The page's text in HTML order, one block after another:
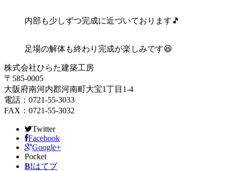
内部も少しずつ完成に近づいております🎵
足場の解体も終わり完成が楽しみです😆
株式会社ひらた建築工房
〒585-0005
大阪府南河内郡河南町大宝1丁目1-4
電話：0721-55-3033
FAX：0721-55-3032
Twitter
Facebook
Google+
Pocket
B!はてブ